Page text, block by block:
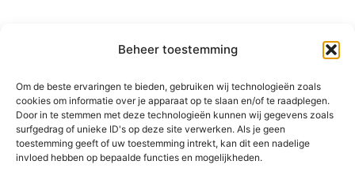
Beheer toestemming
Om de beste ervaringen te bieden, gebruiken wij technologieën zoals
cookies om informatie over je apparaat op te slaan en/of te raadplegen.
Door in te stemmen met deze technologieën kunnen wij gegevens zoals
surfgedrag of unieke ID's op deze site verwerken. Als je geen
toestemming geeft of uw toestemming intrekt, kan dit een nadelige
invloed hebben op bepaalde functies en mogelijkheden.
Disclaimer